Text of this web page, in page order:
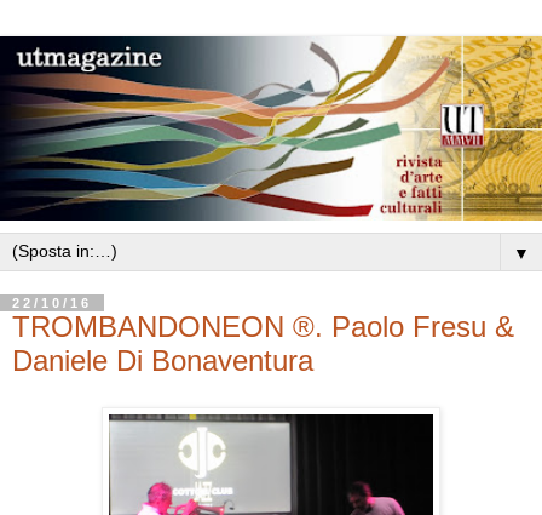
▼
22/10/16
TROMBANDONEON ®. Paolo Fresu &
Daniele Di Bonaventura